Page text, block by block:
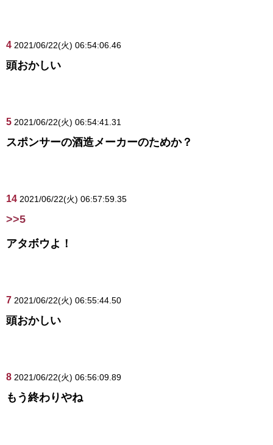
4 2021/06/22(火) 06:54:06.46
頭おかしい
5 2021/06/22(火) 06:54:41.31
スポンサーの酒造メーカーのためか？
14 2021/06/22(火) 06:57:59.35
>>5
アタボウよ！
7 2021/06/22(火) 06:55:44.50
頭おかしい
8 2021/06/22(火) 06:56:09.89
もう終わりやね